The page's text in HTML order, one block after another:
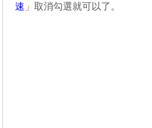
速 」取消勾選就可以了。